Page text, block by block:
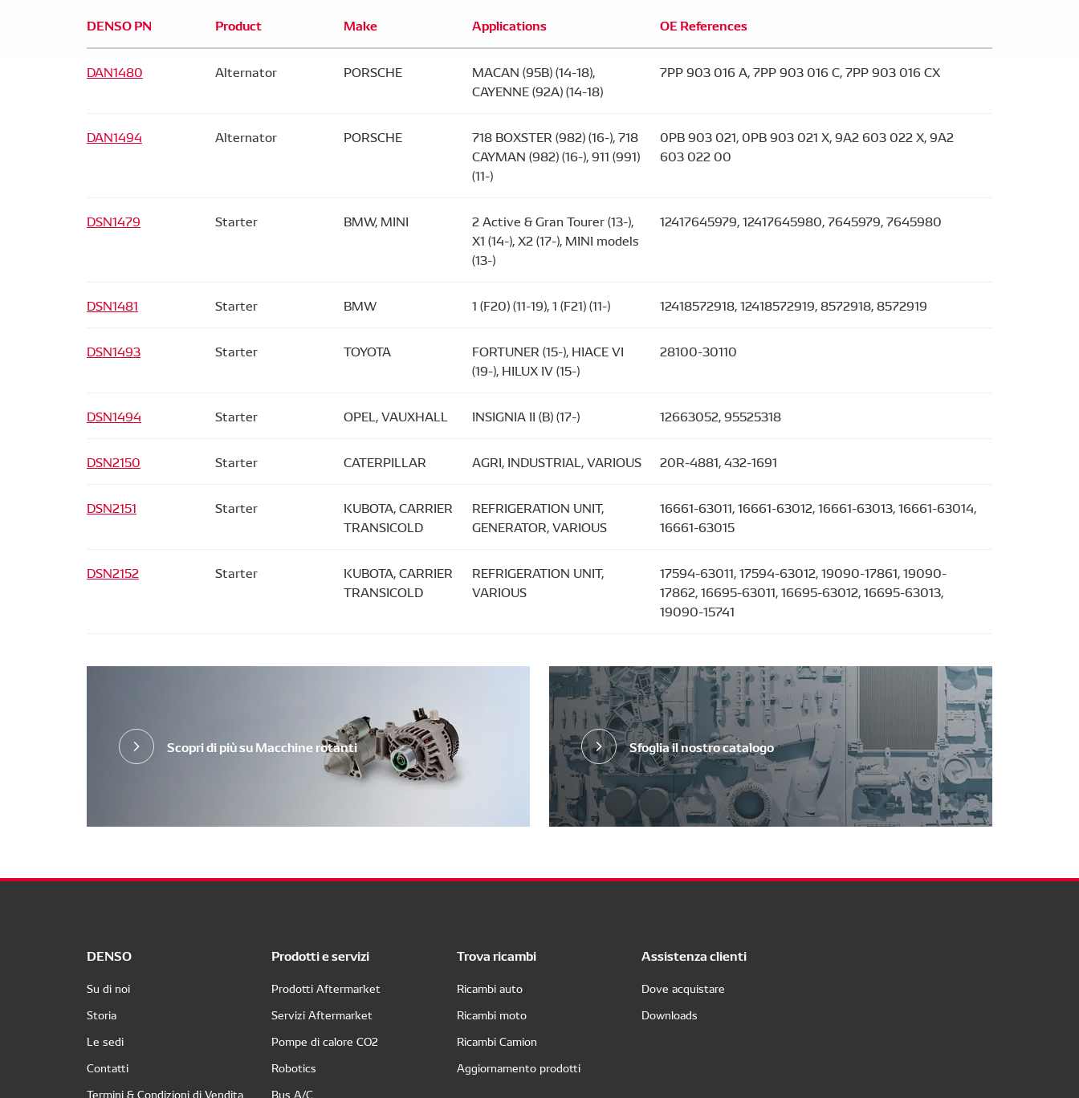
DENSO PN Product Make Applications OE References
DAN1480 Alternator PORSCHE
MACAN (95B) (14-18),
CAYENNE (92A) (14-18)
7PP 903 016 A, 7PP 903 016 C, 7PP 903 016 CX
DAN1494 Alternator PORSCHE
718 BOXSTER (982) (16-), 718
CAYMAN (982) (16-), 911 (991)
(11-)
0PB 903 021, 0PB 903 021 X, 9A2 603 022 X, 9A2
603 022 00
DSN1479 Starter BMW, MINI
2 Active & Gran Tourer (13-),
X1 (14-), X2 (17-), MINI models
(13-)
12417645979, 12417645980, 7645979, 7645980
DSN1481 Starter BMW 1 (F20) (11-19), 1 (F21) (11-) 12418572918, 12418572919, 8572918, 8572919
DSN1493 Starter TOYOTA
FORTUNER (15-), HIACE VI
(19-), HILUX IV (15-)
28100-30110
DSN1494 Starter OPEL, VAUXHALL INSIGNIA II (B) (17-) 12663052, 95525318
DSN2150 Starter CATERPILLAR AGRI, INDUSTRIAL, VARIOUS 20R-4881, 432-1691
DSN2151 Starter
KUBOTA, CARRIER
TRANSICOLD
REFRIGERATION UNIT,
GENERATOR, VARIOUS
16661-63011, 16661-63012, 16661-63013, 16661-63014,
16661-63015
DSN2152 Starter
KUBOTA, CARRIER
TRANSICOLD
REFRIGERATION UNIT,
VARIOUS
17594-63011, 17594-63012, 19090-17861, 19090-
17862, 16695-63011, 16695-63012, 16695-63013,
19090-15741
Scopri di più su Macchine rotanti Sfoglia il nostro catalogo
DENSO
Su di noi
Storia
Le sedi
Contatti
Termini & Condizioni di Vendita
Prodotti e servizi
Prodotti Aftermarket
Servizi Aftermarket
Pompe di calore CO2
Robotics
Bus A/C
Trova ricambi
Ricambi auto
Ricambi moto
Ricambi Camion
Aggiornamento prodotti
Assistenza clienti
Dove acquistare
Downloads